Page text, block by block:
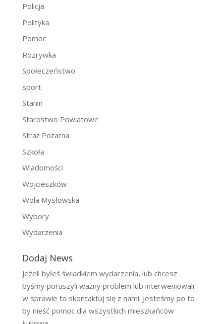
Policja
Polityka
Pomoc
Rozrywka
Społeczeństwo
sport
Stanin
Starostwo Powiatowe
Straż Pożarna
Szkoła
Wiadomości
Wojcieszków
Wola Mysłowska
Wybory
Wydarzenia
Dodaj News
Jeżeli byłeś świadkiem wydarzenia, lub chcesz
byśmy poruszyli ważny problem lub interweniowali
w sprawie to skontaktuj się z nami. Jesteśmy po to
by nieść pomoc dla wszystkich mieszkańców